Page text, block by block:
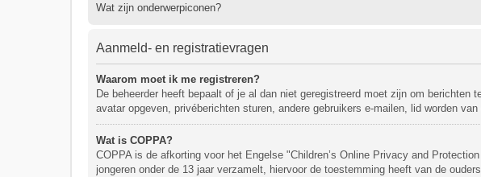
Wat zijn onderwerpiconen?
Aanmeld- en registratievragen
Waarom moet ik me registreren?
De beheerder heeft bepaalt of je al dan niet geregistreerd moet zijn om
avatar opgeven, privéberichten sturen, andere gebruikers e-mailen, lid worden
Wat is COPPA?
COPPA is de afkorting voor het Engelse "Children’s Online Privacy and
jongeren onder de 13 jaar verzamelt, hiervoor de toestemming heeft van de